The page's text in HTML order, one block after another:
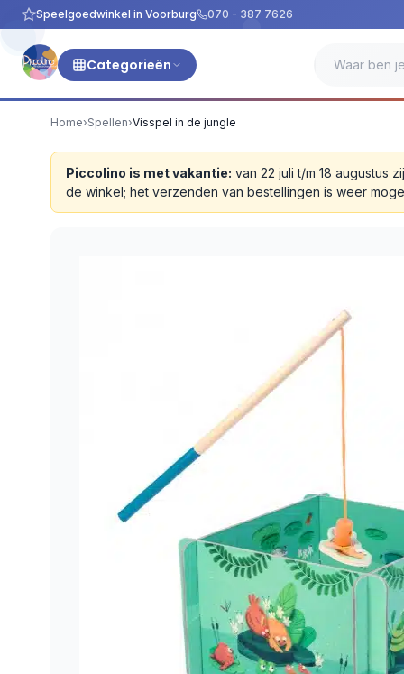
Speelgoedwinkel in Voorburg 070 - 387 7626
Categorieën
Home›Spellen›Visspel in de jungle
Piccolino is met vakantie: van 22 juli t/m 18 augustus
de winkel; het verzenden van bestellingen is weer